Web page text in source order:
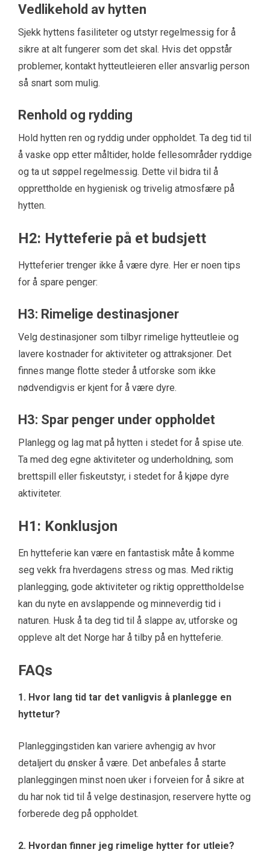
Vedlikehold av hytten
Sjekk hyttens fasiliteter og utstyr regelmessig for å
sikre at alt fungerer som det skal. Hvis det oppstår
problemer, kontakt hytteutleieren eller ansvarlig person
så snart som mulig.
Renhold og rydding
Hold hytten ren og ryddig under oppholdet. Ta deg tid til
å vaske opp etter måltider, holde fellesområder ryddige
og ta ut søppel regelmessig. Dette vil bidra til å
opprettholde en hygienisk og trivelig atmosfære på
hytten.
H2: Hytteferie på et budsjett
Hytteferier trenger ikke å være dyre. Her er noen tips
for å spare penger:
H3: Rimelige destinasjoner
Velg destinasjoner som tilbyr rimelige hytteutleie og
lavere kostnader for aktiviteter og attraksjoner. Det
finnes mange flotte steder å utforske som ikke
nødvendigvis er kjent for å være dyre.
H3: Spar penger under oppholdet
Planlegg og lag mat på hytten i stedet for å spise ute.
Ta med deg egne aktiviteter og underholdning, som
brettspill eller fiskeutstyr, i stedet for å kjøpe dyre
aktiviteter.
H1: Konklusjon
En hytteferie kan være en fantastisk måte å komme
seg vekk fra hverdagens stress og mas. Med riktig
planlegging, gode aktiviteter og riktig opprettholdelse
kan du nyte en avslappende og minneverdig tid i
naturen. Husk å ta deg tid til å slappe av, utforske og
oppleve alt det Norge har å tilby på en hytteferie.
FAQs
1. Hvor lang tid tar det vanligvis å planlegge en
hyttetur?
Planleggingstiden kan variere avhengig av hvor
detaljert du ønsker å være. Det anbefales å starte
planleggingen minst noen uker i forveien for å sikre at
du har nok tid til å velge destinasjon, reservere hytte og
forberede deg på oppholdet.
2. Hvordan finner jeg rimelige hytter for utleie?